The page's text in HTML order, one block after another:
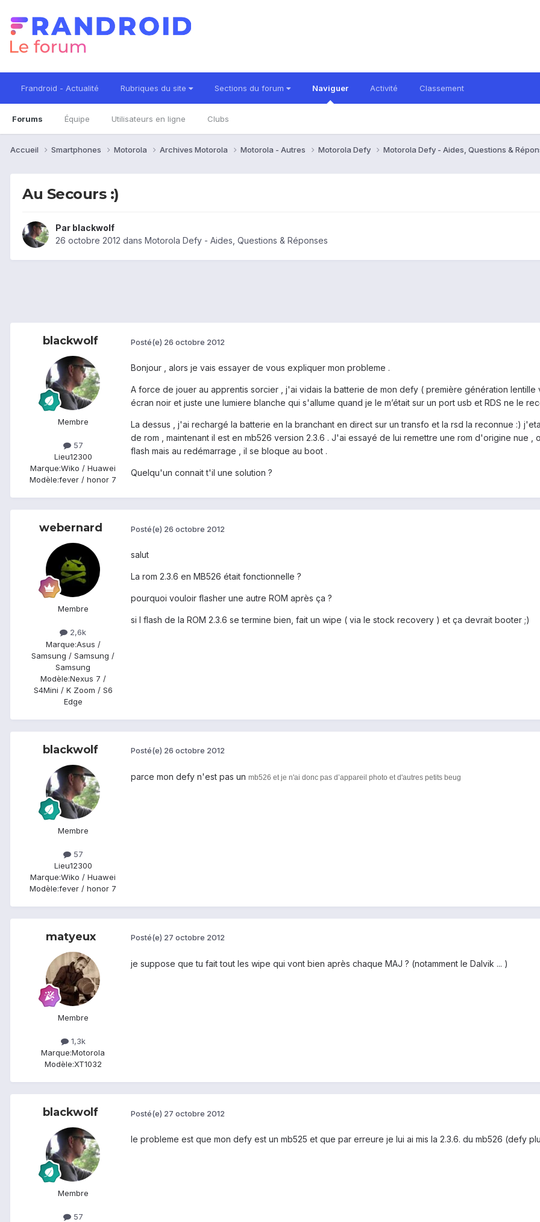
Frandroid - Actualité Rubriques du site Sections du forum Naviguer
Forums Équipe Utilisateurs en ligne Clubs
Activité Classement
Accueil Smartphones Motorola Archives Motorola Motorola - Autres Motorola Defy Motorola Defy - Aides, Questions &
Au Secours :)
Par blackwolf
26 octobre 2012 dans Motorola Defy - Aides, Questions & Réponses
blackwolf
Membre
57
Lieu12300
Marque:Wiko / Huawei
Modèle:fever / honor 7
Posté(e) 26 octobre 2012
Bonjour , alors je vais essayer de vous expliquer mon probleme .
A force de jouer au apprentis sorcier , j'ai vidais la batterie de mon defy ( première génération
écran noir et juste une lumiere blanche qui s'allume quand je le m’était sur un port usb et RDS ne le
La dessus , j'ai rechargé la batterie en la branchant en direct sur un transfo et la rsd la reconnue :)
de rom , maintenant il est en mb526 version 2.3.6 . J'ai essayé de lui remettre une rom d'origine nue
flash mais au redémarrage , il se bloque au boot .
Quelqu'un connait t'il une solution ?
webernard
Membre
2,6k
Marque:Asus /
Samsung / Samsung /
Samsung
Modèle:Nexus 7 /
S4Mini / K Zoom / S6
Edge
Posté(e) 26 octobre 2012
salut
La rom 2.3.6 en MB526 était fonctionnelle ?
pourquoi vouloir flasher une autre ROM après ça ?
si l flash de la ROM 2.3.6 se termine bien, fait un wipe ( via le stock recovery ) et ça devrait booter ;)
blackwolf
Membre
57
Lieu12300
Marque:Wiko / Huawei
Modèle:fever / honor 7
Posté(e) 26 octobre 2012
parce mon defy n'est pas un mb526 et je n'ai donc pas d’appareil photo et d'autres petits beug
matyeux
Membre
1,3k
Marque:Motorola
Modèle:XT1032
Posté(e) 27 octobre 2012
je suppose que tu fait tout les wipe qui vont bien après chaque MAJ ? (notamment le Dalvik ... )
blackwolf
Membre
57
Posté(e) 27 octobre 2012
le probleme est que mon defy est un mb525 et que par erreure je lui ai mis la 2.3.6. du mb526 (defy